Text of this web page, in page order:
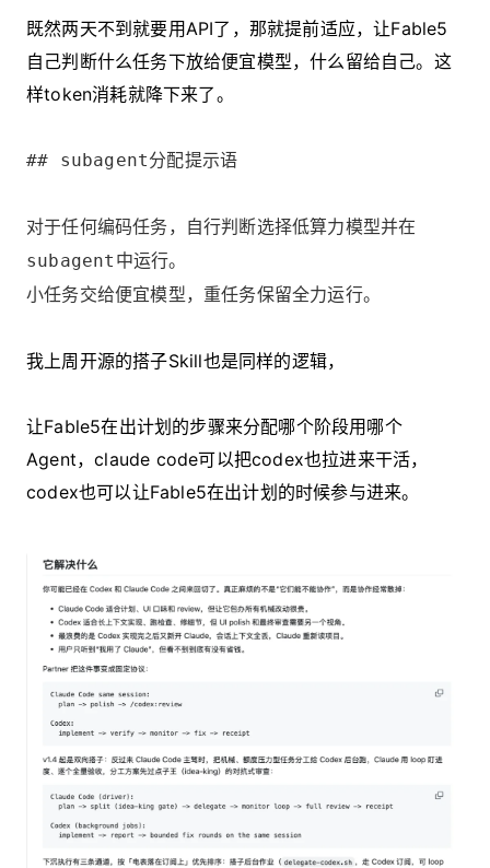
既然两天不到就要用API了，那就提前适应，让Fable5
自己判断什么任务下放给便宜模型，什么留给自己。这
样token消耗就降下来了。
## subagent分配提示语
对于任何编码任务，自行判断选择低算力模型并在
subagent中运行。
小任务交给便宜模型，重任务保留全力运行。
我上周开源的搭子Skill也是同样的逻辑，
让Fable5在出计划的步骤来分配哪个阶段用哪个
Agent，claude code可以把codex也拉进来干活，
codex也可以让Fable5在出计划的时候参与进来。